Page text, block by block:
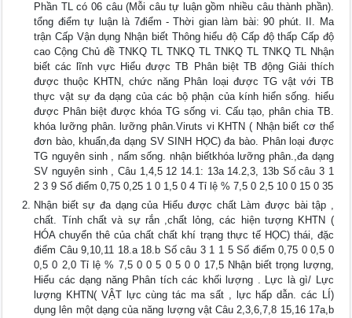
Phần TL có 06 câu (Mỗi câu tự luận gồm nhiều câu thành phần).
tổng điểm tự luận là 7điểm - Thời gian làm bài: 90 phút. II. Ma
trận Cấp Vận dụng Nhận biết Thông hiểu độ Cấp độ thấp Cấp độ
cao Cộng Chủ đề TNKQ TL TNKQ TL TNKQ TL TNKQ TL Nhận
biết các lĩnh vực Hiểu được TB Phân biệt TB động Giải thích
được thuộc KHTN, chức năng Phân loại được TG vật với TB
thực vật sự đa dạng của các bộ phận của kính hiển sống. hiểu
được Phân biệt được khóa TG sống vi. Cấu tạo, phân chia TB.
khóa lưỡng phân. lưỡng phân.Viruts vi KHTN ( Nhận biết cơ thể
đơn bào, khuẩn,đa dạng SV SINH HỌC) đa bào. Phân loại được
TG nguyên sinh , nấm sống. nhận biếtkhóa lưỡng phân.,đa dạng
SV nguyên sinh , Câu 1,4,5 12 14.1: 13a 14.2,3, 13b Số câu 3 1
2 3 9 Số điểm 0,75 0,25 1 0 1,5 0 4 Tỉ lệ % 7,5 0 2,5 10 0 15 0 35
Nhận biết sự đa dạng của Hiểu được chất Làm được bài tập ,
chất. Tính chất và sự rắn ,chất lỏng, các hiện tượng KHTN (
HÓA chuyển thê của chất chất khí trạng thực tế HỌC) thái, đặc
điểm Câu 9,10,11 18.a 18.b Số câu 3 1 1 5 Số điểm 0,75 0 0,5 0
0,5 0 2,0 Tỉ lệ % 7,5 0 0 5 0 5 0 0 17,5 Nhận biết trọng lượng,
Hiểu các dạng năng Phân tích các khối lượng . Lực là gì/ Lực
lượng KHTN( VẬT lực cùng tác ma sất , lực hấp dẫn. các LÍ)
dụng lên một dạng của năng lượng vật Câu 2,3,6,7,8 15,16 17a,b